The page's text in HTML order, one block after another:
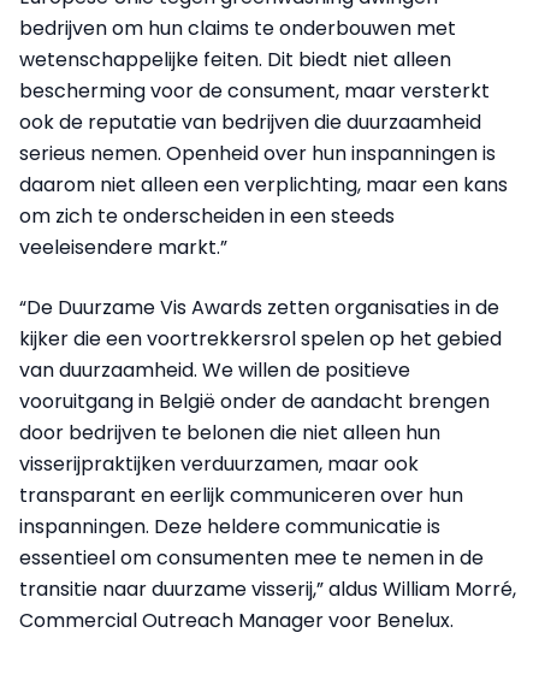
bedrijven om hun claims te onderbouwen met
wetenschappelijke feiten. Dit biedt niet alleen
bescherming voor de consument, maar versterkt
ook de reputatie van bedrijven die duurzaamheid
serieus nemen. Openheid over hun inspanningen is
daarom niet alleen een verplichting, maar een kans
om zich te onderscheiden in een steeds
veeleisendere markt.”
“De Duurzame Vis Awards zetten organisaties in de
kijker die een voortrekkersrol spelen op het gebied
van duurzaamheid. We willen de positieve
vooruitgang in België onder de aandacht brengen
door bedrijven te belonen die niet alleen hun
visserijpraktijken verduurzamen, maar ook
transparant en eerlijk communiceren over hun
inspanningen. Deze heldere communicatie is
essentieel om consumenten mee te nemen in de
transitie naar duurzame visserij,” aldus William Morré,
Commercial Outreach Manager voor Benelux.